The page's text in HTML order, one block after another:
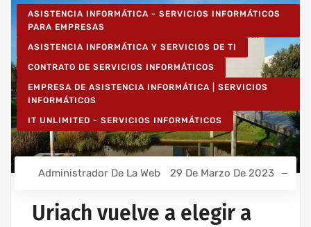
ASISTENCIA INFORMÁTICA - SERVICIOS INFORMÁTICOS
PARA EMPRESAS
ASISTENCIA INFORMÁTICA Y SERVICIOS DE TI
CONTRATO DE SERVICIOS INFORMÁTICOS
EMPRESA DE ASISTENCIA INFORMÁTICA | SERVICIOS
INFORMÁTICOS
IT UNLIMITED - SERVICIOS INFORMÁTICOS
Administrador De La Web 29 De Marzo De 2023
Uriach vuelve a elegir a